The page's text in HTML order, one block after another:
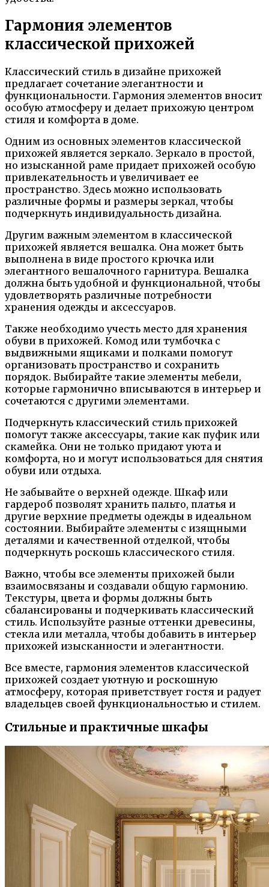
Гармония элементов
классической прихожей
Классический стиль в дизайне прихожей
предлагает сочетание элегантности и
функциональности. Гармония элементов вносит
особую атмосферу и делает прихожую центром
стиля и комфорта в доме.
Одним из основных элементов классической
прихожей является зеркало. Зеркало в простой,
но изысканной раме придает прихожей особую
привлекательность и увеличивает ее
пространство. Здесь можно использовать
различные формы и размеры зеркал, чтобы
подчеркнуть индивидуальность дизайна.
Другим важным элементом в классической
прихожей является вешалка. Она может быть
выполнена в виде простого крючка или
элегантного вешалочного гарнитура. Вешалка
должна быть удобной и функциональной, чтобы
удовлетворять различные потребности
хранения одежды и аксессуаров.
Также необходимо учесть место для хранения
обуви в прихожей. Комод или тумбочка с
выдвижными ящиками и полками помогут
организовать пространство и сохранить
порядок. Выбирайте такие элементы мебели,
которые гармонично вписываются в интерьер и
сочетаются с другими элементами.
Подчеркнуть классический стиль прихожей
помогут также аксессуары, такие как пуфик или
скамейка. Они не только придают уюта и
комфорта, но и могут использоваться для снятия
обуви или отдыха.
Не забывайте о верхней одежде. Шкаф или
гардероб позволят хранить пальто, платья и
другие верхние предметы одежды в идеальном
состоянии. Выбирайте элементы с изящными
деталями и качественной отделкой, чтобы
подчеркнуть роскошь классического стиля.
Важно, чтобы все элементы прихожей были
взаимосвязаны и создавали общую гармонию.
Текстуры, цвета и формы должны быть
сбалансированы и подчеркивать классический
стиль. Используйте разные оттенки древесины,
стекла или металла, чтобы добавить в интерьер
прихожей изысканности и элегантности.
Все вместе, гармония элементов классической
прихожей создает уютную и роскошную
атмосферу, которая приветствует гостя и радует
владельцев своей функциональностью и стилем.
Стильные и практичные шкафы